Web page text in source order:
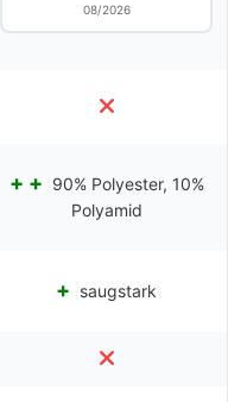
08/2026
90% Polyester, 10%
Polyamid
saugstark